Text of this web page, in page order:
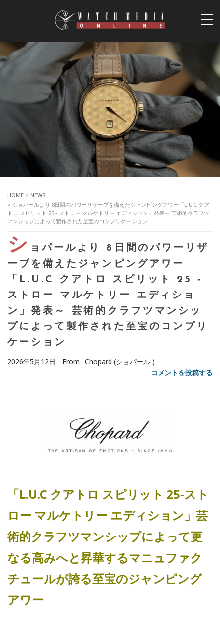
HOME > NEWS
> ショパールより 8日間のパワーリザーブを備えたジャンピングアワー「L.U.C クア
トロ スピリット 25 ‐ ストロー マルケトリー エディション」発表～ 芸術的クラフツ
マンシップによって製作された至宝のコンプリケーション
シ ョパールより 8日間のパワーリザ
ーブを備えたジャンピングアワー
「L.U.C クアトロ スピリット 25 ‐
ストロー マルケトリー エディショ
ン」発表～ 芸術的クラフツマンシッ
プによって製作された至宝のコンプリ
ケーション
2026年5月12日 From : Chopard (ショパール )
コメントを投稿する
「L.U.C クアトロ スピリット 25‐スト
ロー マルケトリー エディション」芸
術的クラフツマンシップによって更
なる高みへと昇華するマニュファク
チュールが誇る至宝のジャンピング
アワー